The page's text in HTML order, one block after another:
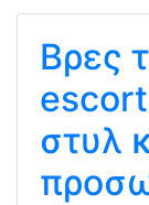
Βρες
escort
στυλ